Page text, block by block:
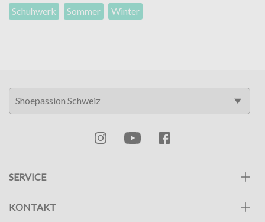
Schuhwerk
Sommer Winter
SERVICE
KONTAKT